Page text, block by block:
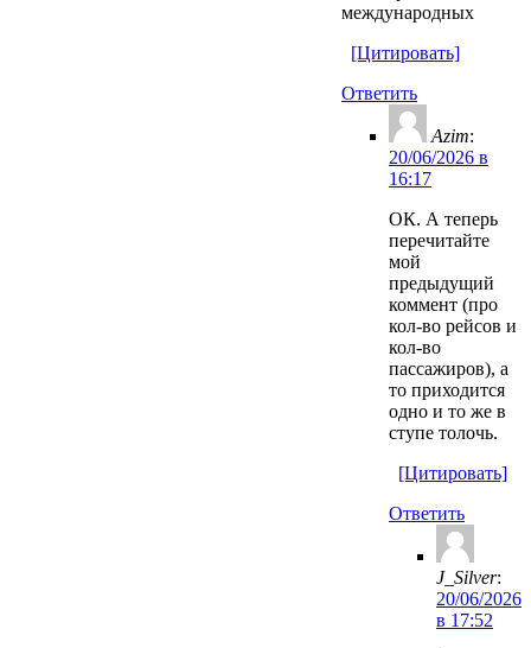
международных
[Цитировать]
Ответить
Azim:
20/06/2026 в
16:17
ОК. А теперь
перечитайте
мой
предыдущий
коммент (про
кол-во рейсов и
кол-во
пассажиров), а
то приходится
одно и то же в
ступе толочь.
[Цитировать]
Ответить
J_Silver:
20/06/2026
в 17:52